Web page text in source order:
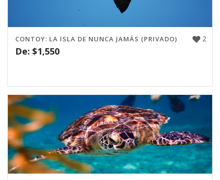
2
CONTOY: LA ISLA DE NUNCA JAMÁS (PRIVADO)
De: $1,550